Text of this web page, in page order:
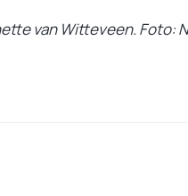
van Witteveen. Foto: